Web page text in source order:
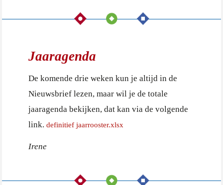
Jaaragenda
De komende drie weken kun je altijd in de
Nieuwsbrief lezen, maar wil je de totale
jaaragenda bekijken, dat kan via de volgende
link. definitief jaarrooster.xlsx
Irene